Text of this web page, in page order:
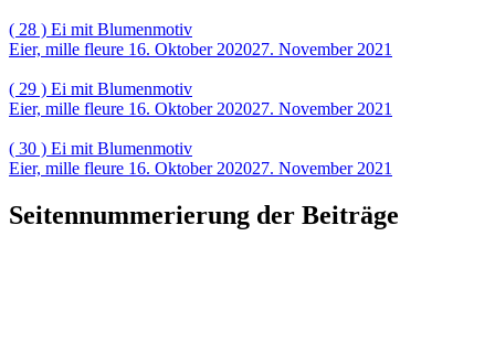
( 28 ) Ei mit Blumenmotiv
Eier, mille fleure 16. Oktober 202027. November 2021
( 29 ) Ei mit Blumenmotiv
Eier, mille fleure 16. Oktober 202027. November 2021
( 30 ) Ei mit Blumenmotiv
Eier, mille fleure 16. Oktober 202027. November 2021
Seitennummerierung der Beiträge